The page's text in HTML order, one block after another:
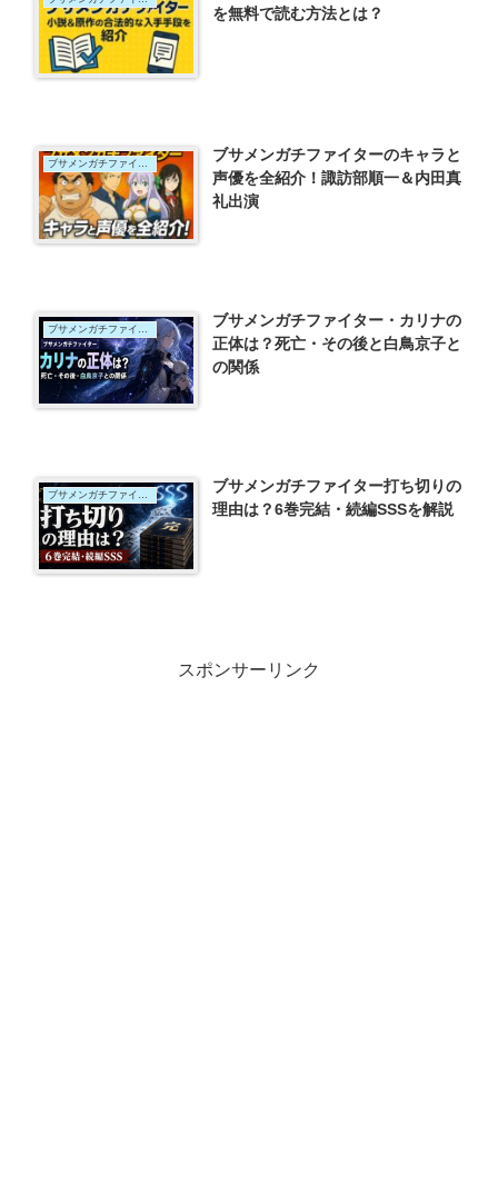
を無料で読む方法とは？
ブサメンガチファイター
ブサメンガチファイターのキャラと
声優を全紹介！諏訪部順一＆内田真
礼出演
ブサメンガチファイター・カリナの
正体は？死亡・その後と白鳥京子と
の関係
ブサメンガチファイター打ち切りの
理由は？6巻完結・続編SSSを解説
スポンサーリンク